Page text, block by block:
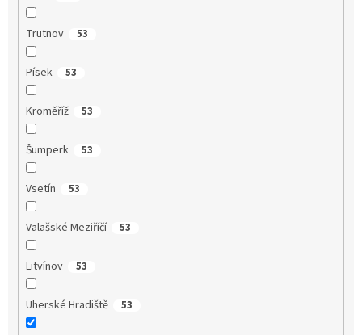
Trutnov 53
Písek 53
Kroměříž 53
Šumperk 53
Vsetín 53
Valašské Meziříčí 53
Litvínov 53
Uherské Hradiště 53